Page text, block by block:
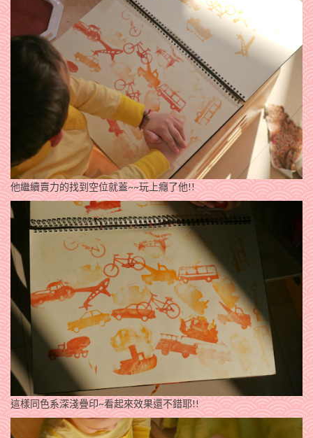
他繼續賣力的找到空位就蓋~~玩上癮了他!!
這樣同色系深淺疊印~看起來效果還不錯耶!!